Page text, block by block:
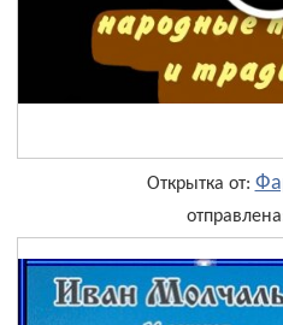
Открытка от: